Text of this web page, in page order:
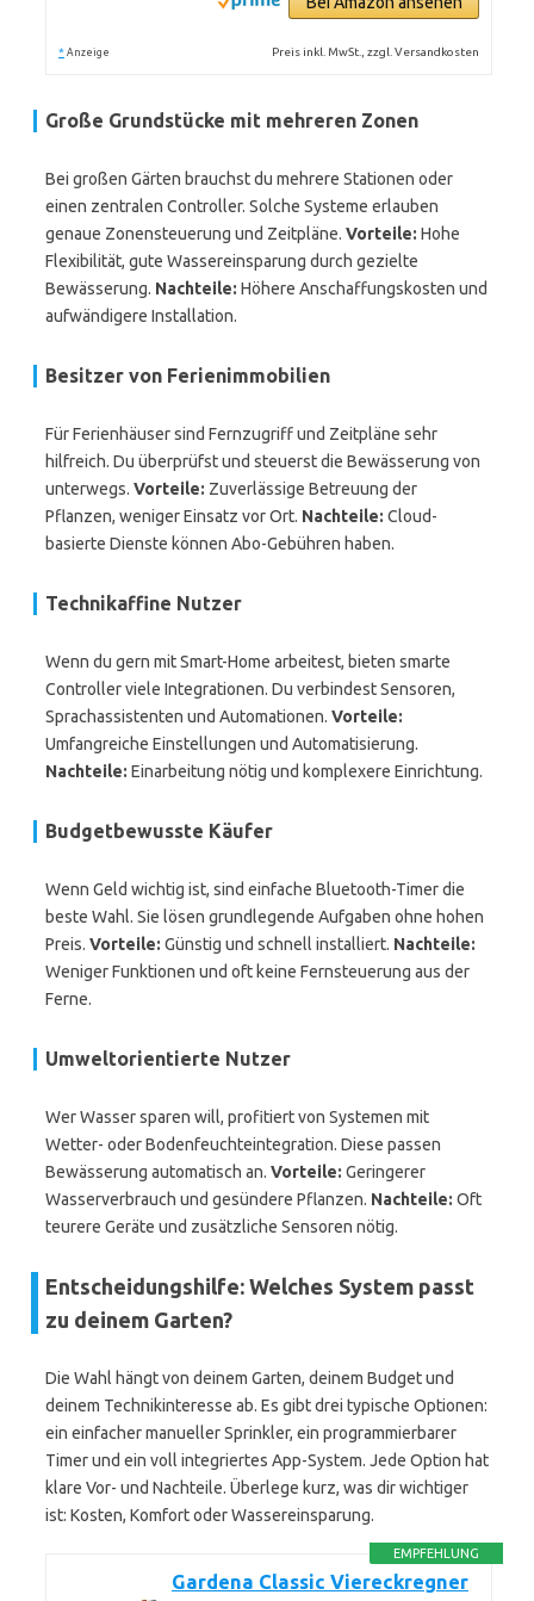
* Anzeige Preis inkl. MwSt., zzgl. Versandkosten
Große Grundstücke mit mehreren Zonen
Bei großen Gärten brauchst du mehrere Stationen oder
einen zentralen Controller. Solche Systeme erlauben
genaue Zonensteuerung und Zeitpläne. Vorteile: Hohe
Flexibilität, gute Wassereinsparung durch gezielte
Bewässerung. Nachteile: Höhere Anschaffungskosten und
aufwändigere Installation.
Besitzer von Ferienimmobilien
Für Ferienhäuser sind Fernzugriff und Zeitpläne sehr
hilfreich. Du überprüfst und steuerst die Bewässerung von
unterwegs. Vorteile: Zuverlässige Betreuung der
Pflanzen, weniger Einsatz vor Ort. Nachteile: Cloud-
basierte Dienste können Abo-Gebühren haben.
Technikaffine Nutzer
Wenn du gern mit Smart-Home arbeitest, bieten smarte
Controller viele Integrationen. Du verbindest Sensoren,
Sprachassistenten und Automationen. Vorteile:
Umfangreiche Einstellungen und Automatisierung.
Nachteile: Einarbeitung nötig und komplexere Einrichtung.
Budgetbewusste Käufer
Wenn Geld wichtig ist, sind einfache Bluetooth-Timer die
beste Wahl. Sie lösen grundlegende Aufgaben ohne hohen
Preis. Vorteile: Günstig und schnell installiert. Nachteile:
Weniger Funktionen und oft keine Fernsteuerung aus der
Ferne.
Umweltorientierte Nutzer
Wer Wasser sparen will, profitiert von Systemen mit
Wetter- oder Bodenfeuchteintegration. Diese passen
Bewässerung automatisch an. Vorteile: Geringerer
Wasserverbrauch und gesündere Pflanzen. Nachteile: Oft
teurere Geräte und zusätzliche Sensoren nötig.
Entscheidungshilfe: Welches System passt
zu deinem Garten?
Die Wahl hängt von deinem Garten, deinem Budget und
deinem Technikinteresse ab. Es gibt drei typische Optionen:
ein einfacher manueller Sprinkler, ein programmierbarer
Timer und ein voll integriertes App-System. Jede Option hat
klare Vor- und Nachteile. Überlege kurz, was dir wichtiger
ist: Kosten, Komfort oder Wassereinsparung.
EMPFEHLUNG
Gardena Classic Viereckregner